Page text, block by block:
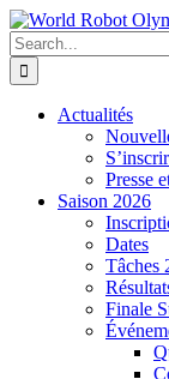
Skip
to
content
Search
for:
Actualités
Presse
Saison 2026
Dates
Tâches
Finale